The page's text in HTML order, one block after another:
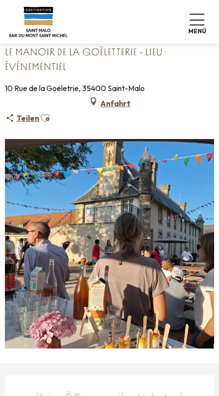
contenu
MENÜ
Startseite
Le Manoir de la Goëletterie - Lieu événementiel
LE MANOIR DE LA GOËLETTERIE - LIEU
ÉVÉNEMENTIEL
10 Rue de la Goëletrie, 35400 Saint-Malo
Anfahrt
TeilenAjouter aux favoris